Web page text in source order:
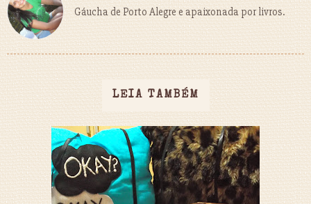
Gáucha de Porto Alegre e apaixonada por livros.
LEIA TAMBÉM